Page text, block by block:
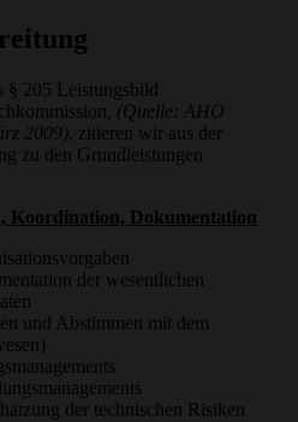
§ 205 Leistungsbild
(Quelle: AHO
2009), zitieren wir aus der
zu den Grundleistungen
Koordination, Dokumentation
der wesentlichen
und Abstimmen mit dem
der technischen Risiken